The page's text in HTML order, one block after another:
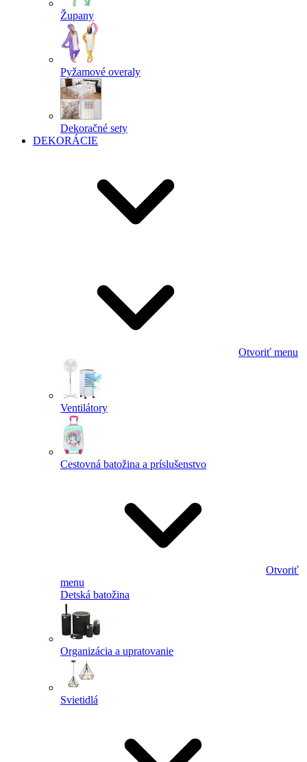
Župany
Pyžamové overaly
Dekoračné sety
DEKORÁCIE
Otvoriť menu
Ventilátory
Cestovná batožina a príslušenstvo
Otvoriť
menu
Detská batožina
Organizácia a upratovanie
Svietidlá